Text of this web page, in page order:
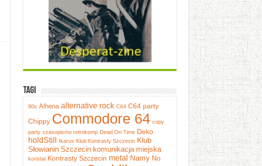
Tagi
80s Alhena alternative rock C64 C64 party
Chippy Commodore 64 copy
party czasopismo retrokomp Dead On Time Deko
holdStill Ikarus Klub Kontrasty Szczecin Klub
Słowianin Szczecin komunikacja miejska
konstal Kontrasty Szczecin metal Namy No